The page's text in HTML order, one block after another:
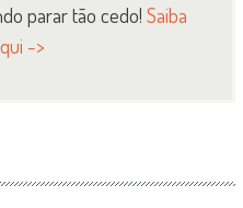
parar tão cedo!Saiba
->